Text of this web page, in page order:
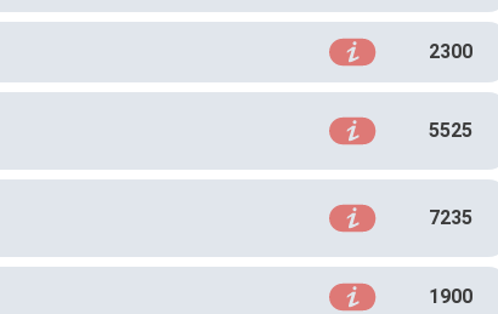
2300
5525
7235
1900